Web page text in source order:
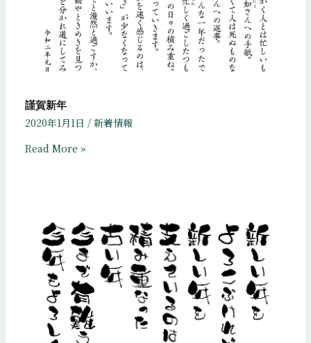
謹賀新年
2020年1月1日 / 新着情報
Read More »